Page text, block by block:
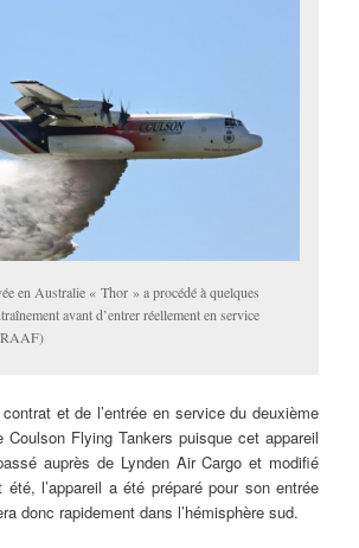
en Australie « Thor » a procédé à quelques
avant d’entrer réellement en service
et de l’entrée en service du deuxième
Coulson Flying Tankers puisque cet appareil
auprès de Lynden Air Cargo et modifié
l’appareil a été préparé pour son entrée
donc rapidement dans l’hémisphère sud.